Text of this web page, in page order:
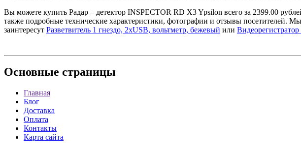
Вы можете купить Радар – детектор INSPECTOR RD X3 Ypsilon всего за 2399.00
также подробные технические характеристики, фотографии и отзывы посетителей.
заинтересут Разветвитель 1 гнездо, 2xUSB, вольтметр, бежевый или
Основные страницы
Главная
Блог
Доставка
Оплата
Контакты
Карта сайта